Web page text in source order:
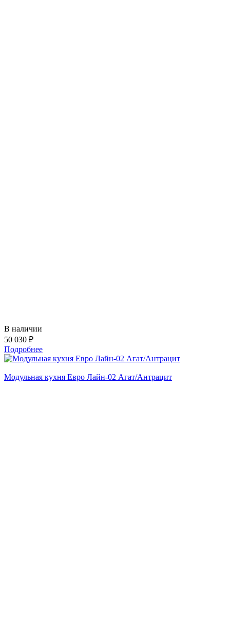
В наличии
50 030 ₽
Подробнее
Модульная кухня Евро Лайн-02 Агат/Антрацит